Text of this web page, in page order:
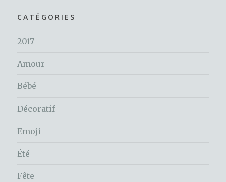
CATÉGORIES
2017
Amour
Bébé
Décoratif
Emoji
Été
Fête